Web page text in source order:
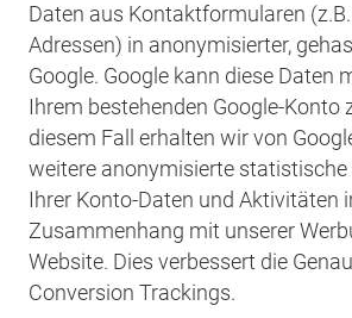
Daten aus Kontaktformularen
Adressen) in anonymisierter,
Google. Google kann diese Daten
Ihrem bestehenden Google-Konto
diesem Fall erhalten wir von
weitere anonymisierte statistische
Ihrer Konto-Daten und Aktivitäten
Zusammenhang mit unserer
Website. Dies verbessert die
Conversion Trackings.